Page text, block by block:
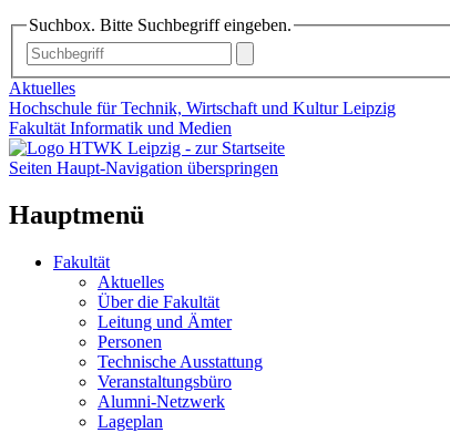
Suchbox. Bitte Suchbegriff eingeben.
Aktuelles
Hochschule für Technik, Wirtschaft und Kultur Leipzig
Fakultät Informatik und Medien
Seiten Haupt-Navigation überspringen
Hauptmenü
Fakultät
Aktuelles
Über die Fakultät
Leitung und Ämter
Personen
Technische Ausstattung
Veranstaltungsbüro
Alumni-Netzwerk
Lageplan